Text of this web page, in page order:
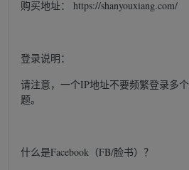
购买地址： https://shanyouxiang.com/
登录说明：
请注意，一个IP地址不要频繁登录多
题。
什么是Facebook（FB/脸书）？